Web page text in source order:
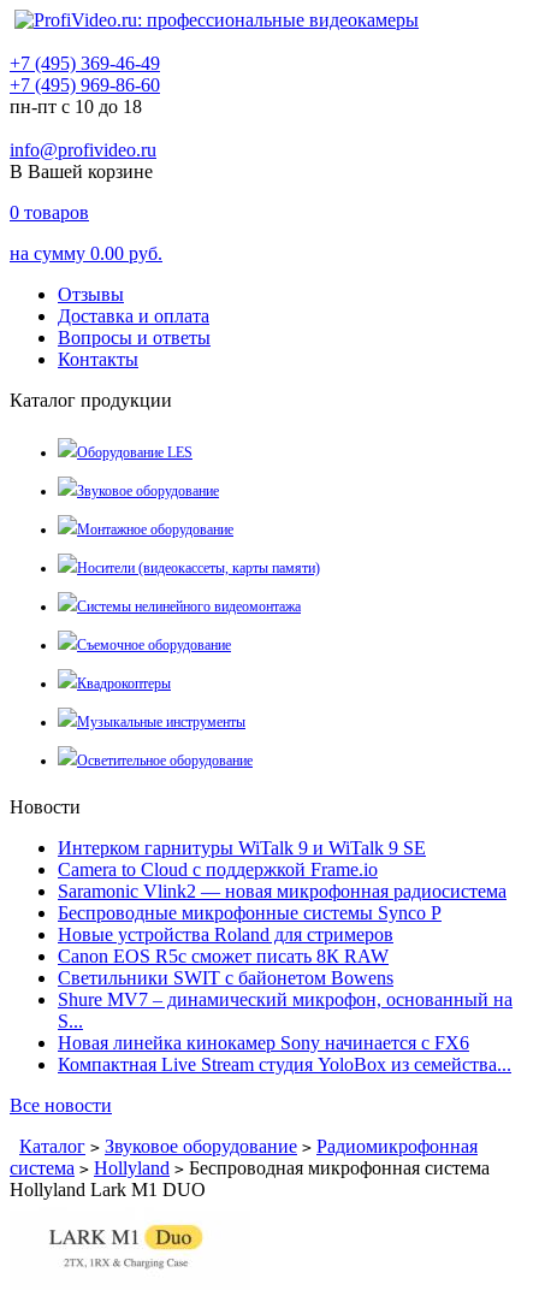
+7 (495) 369-46-49
+7 (495) 969-86-60
пн-пт с 10 до 18
info@profivideo.ru
В Вашей корзине
0 товаров
на сумму 0.00 руб.
Отзывы
Доставка и оплата
Вопросы и ответы
Контакты
Каталог продукции
Оборудование LES
Звуковое оборудование
Монтажное оборудование
Носители (видеокассеты, карты памяти)
Системы нелинейного видеомонтажа
Съемочное оборудование
Квадрокоптеры
Музыкальные инструменты
Осветительное оборудование
Новости
Интерком гарнитуры WiTalk 9 и WiTalk 9 SE
Camera to Cloud с поддержкой Frame.io
Saramonic Vlink2 — новая микрофонная радиосистема
Беспроводные микрофонные системы Synco P
Новые устройства Roland для стримеров
Canon EOS R5c сможет писать 8К RAW
Светильники SWIT с байонетом Bowens
Shure MV7 – динамический микрофон, основанный на
S...
Новая линейка кинокамер Sony начинается с FX6
Компактная Live Stream студия YoloBox из семейства...
Все новости
Каталог > Звуковое оборудование > Радиомикрофонная
система > Hollyland > Беспроводная микрофонная система
Hollyland Lark M1 DUO